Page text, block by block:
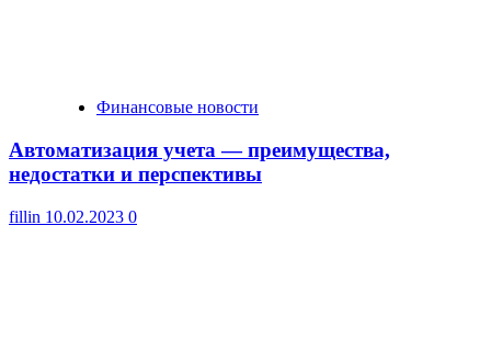
Финансовые новости
Автоматизация учета — преимущества,
недостатки и перспективы
fillin 10.02.2023 0